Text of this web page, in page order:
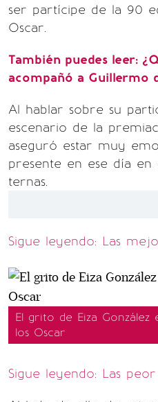
ser partícipe de la 90
Oscar.
También puedes leer:
acompañó a Guillermo
Al hablar sobre su
escenario de la
aseguró estar muy
presente en ese día
ternas.
Sigue leyendo: Las
El grito de Eiza
los Oscar
Sigue leyendo: Las